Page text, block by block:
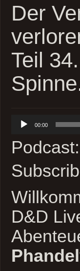
Der
Teil
Audio-
Player
00:00
Podcast:
D&D